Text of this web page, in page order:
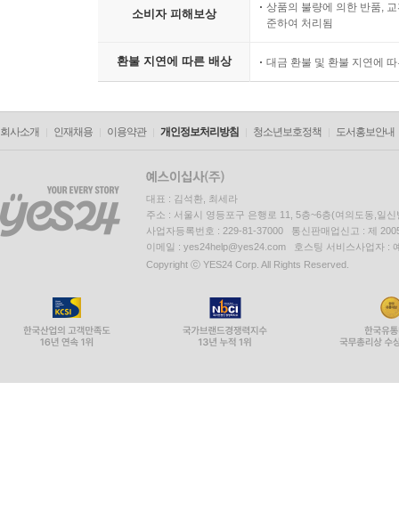
소비자 피해보상
상품의 불량에 의한 반품,
준하여 처리됨
환불 지연에 따른 배상 대금 환불 및 환불 지연에
회사소개 인재채용 이용약관 개인정보처리방침 청소년보호정책 도서홍보안내
대표 : 김석환, 최세라
주소 : 서울시 영등포구 은행로 11, 5층~6층(여의도동,일신
사업자등록번호 : 229-81-37000 통신판매업신고 : 제
이메일 : yes24help@yes24.com 호스팅 서비스사업자 :
Copyright ⓒ YES24 Corp. All Rights Reserved.